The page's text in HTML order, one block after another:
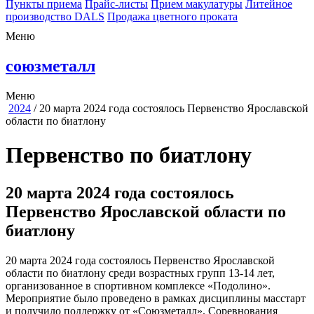
Пункты приема Прайс-листы Прием макулатуры Литейное
производство DALS Продажа цветного проката
Меню
союзметалл
Меню
2024 / 20 марта 2024 года состоялось Первенство Ярославской
области по биатлону
Первенство по биатлону
20 марта 2024 года состоялось
Первенство Ярославской области по
биатлону
20 марта 2024 года состоялось Первенство Ярославской
области по биатлону среди возрастных групп 13-14 лет,
организованное в спортивном комплексе «Подолино».
Мероприятие было проведено в рамках дисциплины масстарт
и получило поддержку от «Союзметалл». Соревнования